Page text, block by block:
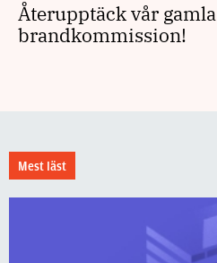
Återupptäck vår gamla
brandkommission!
Mest läst